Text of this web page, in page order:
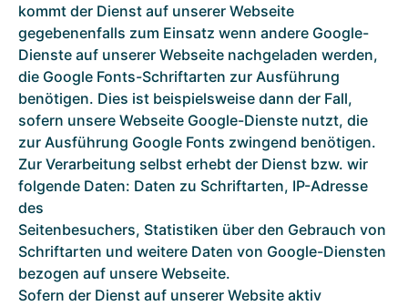
kommt der Dienst auf unserer Webseite
gegebenenfalls zum Einsatz wenn andere Google-
Dienste auf unserer Webseite nachgeladen werden,
die Google Fonts-Schriftarten zur Ausführung
benötigen. Dies ist beispielsweise dann der Fall,
sofern unsere Webseite Google-Dienste nutzt, die
zur Ausführung Google Fonts zwingend benötigen.
Zur Verarbeitung selbst erhebt der Dienst bzw. wir
folgende Daten: Daten zu Schriftarten, IP-Adresse
des
Seitenbesuchers, Statistiken über den Gebrauch von
Schriftarten und weitere Daten von Google-Diensten
bezogen auf unsere Webseite.
Sofern der Dienst auf unserer Website aktiv